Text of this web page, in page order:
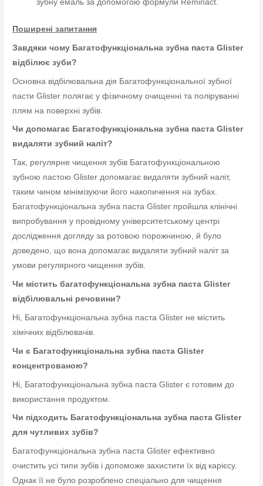
зубну емаль за допомогою формули Reminact.
Поширені запитання
Завдяки чому Багатофункціональна зубна паста Glister
відбілює зуби?
Основна відбілювальна дія Багатофункціональної зубної
пасти Glister полягає у фізичному очищенні та поліруванні
плям на поверхні зубів.
Чи допомагає Багатофункціональна зубна паста Glister
видаляти зубний наліт?
Так, регулярне чищення зубів Багатофункціональною
зубною пастою Glister допомагає видаляти зубний наліт,
таким чином мінімізуючи його накопичення на зубах.
Багатофункціональна зубна паста Glister пройшла клінічні
випробування у провідному університетському центрі
дослідження догляду за ротовою порожниною, й було
доведено, що вона допомагає видаляти зубний наліт за
умови регулярного чищення зубів.
Чи містить багатофункціональна зубна паста Glister
відбілювальні речовини?
Ні, Багатофункціональна зубна паста Glister не містить
хімічних відбілювачів.
Чи є Багатофункціональна зубна паста Glister
концентрованою?
Ні, Багатофункціональна зубна паста Glister є готовим до
використання продуктом.
Чи підходить Багатофункціональна зубна паста Glister
для чутливих зубів?
Багатофункціональна зубна паста Glister ефективно
очистить усі типи зубів і допоможе захистити їх від карієсу.
Однак її не було розроблено спеціально для чищення